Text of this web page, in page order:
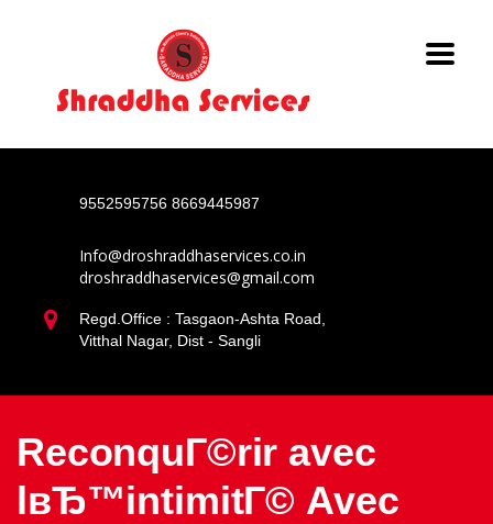
9552595756 8669445987
Info@droshraddhaservices.co.in
droshraddhaservices@gmail.com
Regd.Office : Tasgaon-Ashta Road,
Vitthal Nagar, Dist - Sangli
ReconquГ©rir avec
lвЂ™intimitГ© Avec